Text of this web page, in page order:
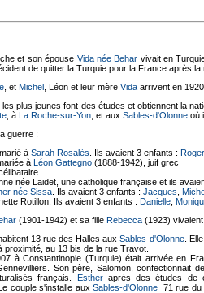
et son épouse Vida née Behar vivait en
de quitter la Turquie pour la France après la
, et Michel , Léon et leur mère Vida arrivent en 1920.
plus jeunes font des études et obtiennent la
, à La Roche-sur-Yon , et aux Sables-d'Olonne où
guerre :
à Sarah Rosalès . Ils avaient 3 enfants : Roger
à Léon Gattegno (1888-1942), juif grec
née Laidet, une catholique française et ils
née Sissa . Ils avaient 3 enfants : Jacques
Rotillon. Ils avaient 3 enfants : Danielle
(1901-1942) et sa fille Rebecca (1923)
13 rue des Halles aux Sables-d'Olonne .
proximité, au 13 bis de la rue Travot.
à Constantinople (Turquie) était arrivée en
Son père, Salomon, confectionnait
français. Estheraprès des études de
couple s'installe auxSables-d'Olonne 71 rue du